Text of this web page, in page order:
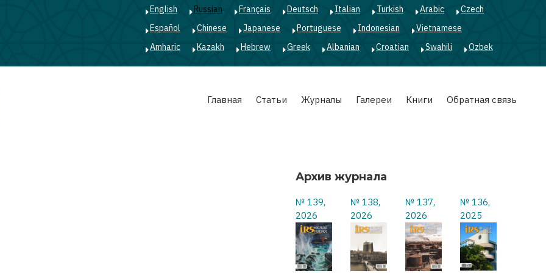
English Russian Français Deutsch Italian Turkish Arabic
Czech
Español
Chinese Japanese Portuguese Indonesian
Vietnamese
Amharic
Kazakh Hebrew Greek Albanian Croatian Swahili Ozbek
Главная Статьи Журналы Галереи Книги Обратная связь
Архив журнала
№ 139,
2026
№ 138,
2026
№ 137,
2026
№ 136,
2025